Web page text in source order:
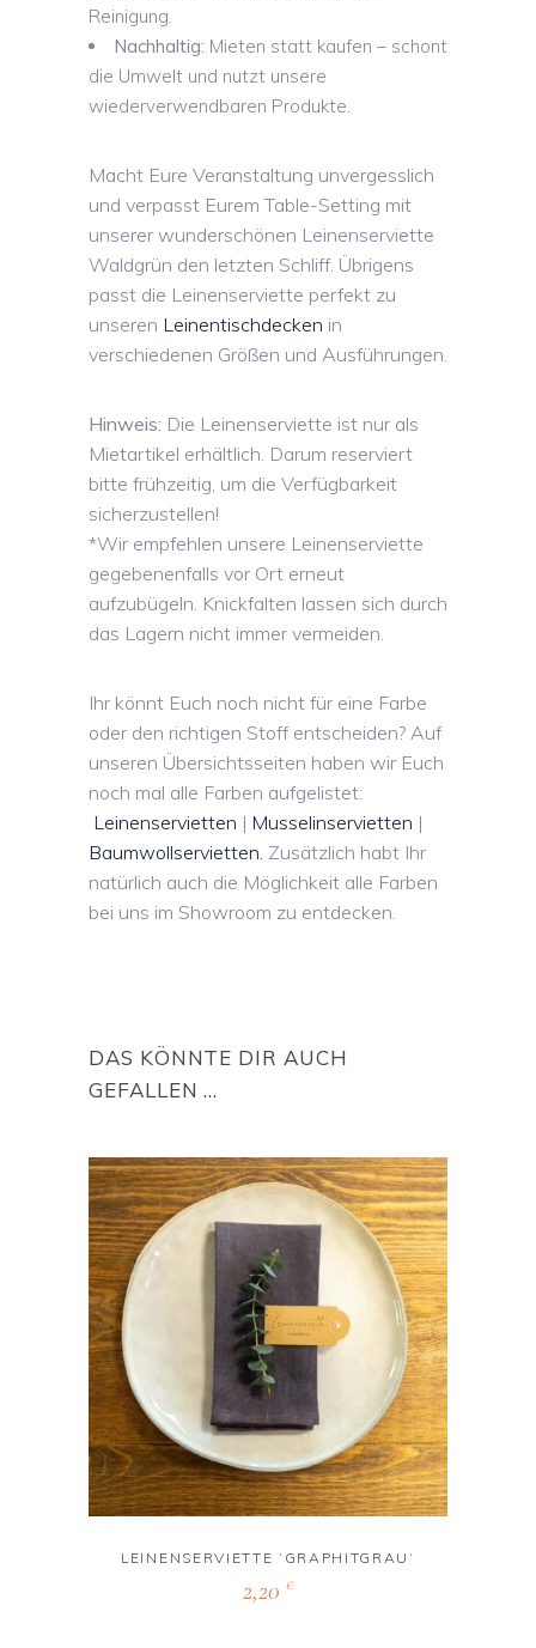
Reinigung.
Nachhaltig: Mieten statt kaufen – schont
die Umwelt und nutzt unsere
wiederverwendbaren Produkte.
Macht Eure Veranstaltung unvergesslich
und verpasst Eurem Table-Setting mit
unserer wunderschönen Leinenserviette
Waldgrün den letzten Schliff. Übrigens
passt die Leinenserviette perfekt zu
unseren Leinentischdecken in
verschiedenen Größen und Ausführungen.
Hinweis: Die Leinenserviette ist nur als
Mietartikel erhältlich. Darum reserviert
bitte frühzeitig, um die Verfügbarkeit
sicherzustellen!
*Wir empfehlen unsere Leinenserviette
gegebenenfalls vor Ort erneut
aufzubügeln. Knickfalten lassen sich durch
das Lagern nicht immer vermeiden.
Ihr könnt Euch noch nicht für eine Farbe
oder den richtigen Stoff entscheiden? Auf
unseren Übersichtsseiten haben wir Euch
noch mal alle Farben aufgelistet:
Leinenservietten | Musselinservietten |
Baumwollservietten. Zusätzlich habt Ihr
natürlich auch die Möglichkeit alle Farben
bei uns im Showroom zu entdecken.
DAS KÖNNTE DIR AUCH
GEFALLEN …
LEINENSERVIETTE ‘GRAPHITGRAU‘
2,20 €